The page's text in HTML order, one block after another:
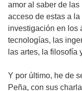
amor al saber de las
acceso de estas a
investigación en los
tecnologías, las
las artes, la filosofía
Y por último, he de
Peña, con sus